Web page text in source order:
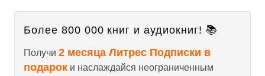
Более 800 000 книг и аудиокниг! 📚
Получи 2 месяца Литрес Подписки в
подарок и наслаждайся неограниченным